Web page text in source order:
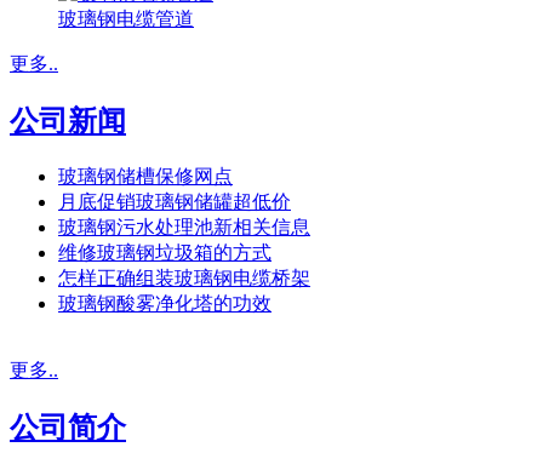
玻璃钢电缆管道
更多..
公司新闻
玻璃钢储槽保修网点
月底促销玻璃钢储罐超低价
玻璃钢污水处理池新相关信息
维修玻璃钢垃圾箱的方式
怎样正确组装玻璃钢电缆桥架
玻璃钢酸雾净化塔的功效
更多..
公司简介